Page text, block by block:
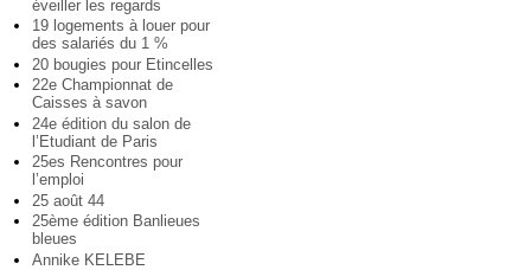
éveiller les regards
19 logements à louer pour
des salariés du 1 %
20 bougies pour Etincelles
22e Championnat de
Caisses à savon
24e édition du salon de
l’Etudiant de Paris
25es Rencontres pour
l’emploi
25 août 44
25ème édition Banlieues
bleues
Annike KELEBE